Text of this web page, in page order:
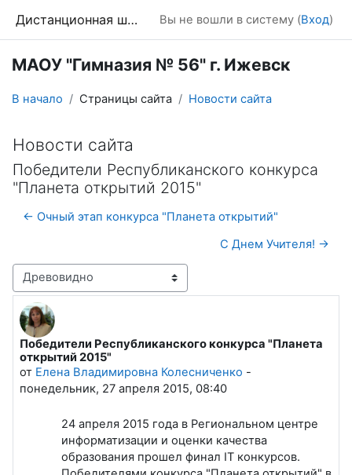
Дистанционная школа Вы не вошли в систему (Вход)
МАОУ "Гимназия № 56" г. Ижевск
В начало Страницы сайта Новости сайта
Новости сайта
Победители Республиканского конкурса
"Планета открытий 2015"
← Очный этап конкурса "Планета открытий"
С Днем Учителя! →
Режим отображения
Победители Республиканского конкурса "Планета
открытий 2015"
от Елена Владимировна Колесниченко -
понедельник, 27 апреля 2015, 08:40
Количество ответов: 0
24 апреля 2015 года в Региональном центре
информатизации и оценки качества
образования прошел финал IT конкурсов.